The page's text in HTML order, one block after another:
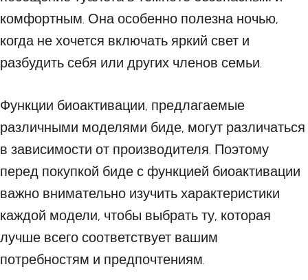
комфортным. Она особенно полезна ночью,
когда не хочется включать яркий свет и
разбудить себя или других членов семьи.
Функции биоактивации, предлагаемые
различными моделями биде, могут различаться
в зависимости от производителя. Поэтому
перед покупкой биде с функцией биоактивации
важно внимательно изучить характеристики
каждой модели, чтобы выбрать ту, которая
лучше всего соответствует вашим
потребностям и предпочтениям.